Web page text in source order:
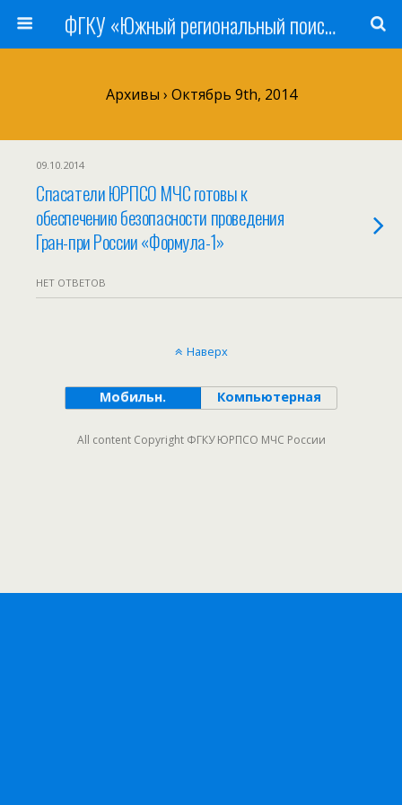
ФГКУ «Южный региональный поисково-спасательный отряд» МЧС России
Архивы › Октябрь 9th, 2014
09.10.2014
Спасатели ЮРПСО МЧС готовы к
обеспечению безопасности проведения
Гран-при России «Формула-1»
НЕТ ОТВЕТОВ
Наверх
Мобильн. Компьютерная
All content Copyright ФГКУ ЮРПСО МЧС России